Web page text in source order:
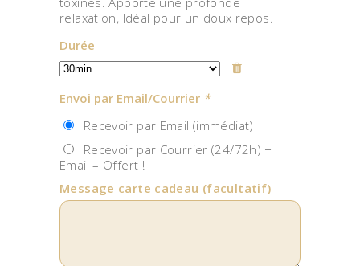
relaxation, Idéal pour un doux repos.
Durée
Envoi par Email/Courrier *
Recevoir par Email (immédiat)
Recevoir par Courrier (24/72h) +
Email – Offert !
Message carte cadeau (facultatif)